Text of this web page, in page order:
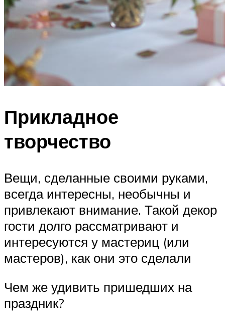
Прикладное
творчество
Вещи, сделанные своими руками,
всегда интересны, необычны и
привлекают внимание. Такой декор
гости долго рассматривают и
интересуются у мастериц (или
мастеров), как они это сделали
Чем же удивить пришедших на
праздник?